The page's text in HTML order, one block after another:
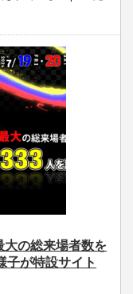
大の総来場者数を
が特設サイト